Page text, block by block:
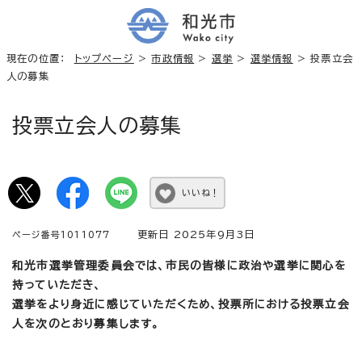
現在の位置： トップページ >市政情報 > 選挙 > 選挙情報
> 投票立会
人の募集
投票立会人の募集
いいね！
ページ番号1011077 更新日 2025年9月3日
和光市選挙管理委員会では、市民の皆様に政治や選挙に関心を
持っていただき、
選挙をより身近に感じていただくため、投票所における投票立会
人を次のとおり募集します。